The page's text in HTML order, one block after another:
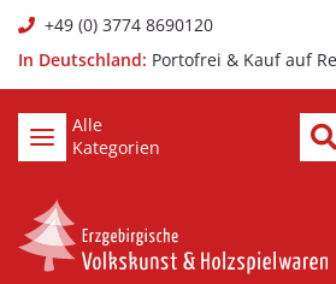
+49 (0) 3774 8690120
In Deutschland: Portofrei & Kauf auf
Alle
Kategorien